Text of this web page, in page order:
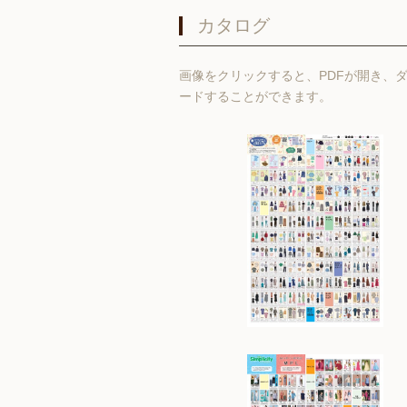
カタログ
画像をクリックすると、PDFが開き、
ードすることができます。